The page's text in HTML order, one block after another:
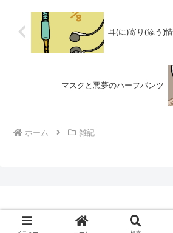
耳(に)寄り(添う)
マスクと悪夢のハーフパンツ
ホーム 雑記
© 2018 図画放送局